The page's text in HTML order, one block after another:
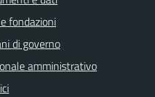
fondazioni
di governo
amministrativo